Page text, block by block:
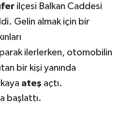
ilçesi Balkan Caddesi
Gelin almak için bir
ilerlerken, otomobilin
bir kişi yanında
ateş açtı.
başlattı.